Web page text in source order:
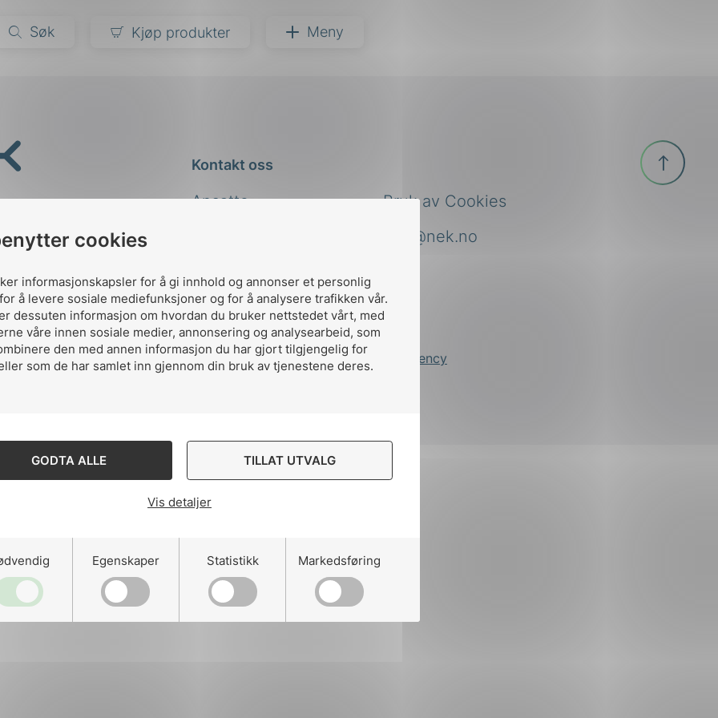
cookies
informasjonskapsler for å gi innhold og annonser et personlig
å levere sosiale mediefunksjoner og for å analysere trafikken vår.
dessuten informasjon om hvordan du bruker nettstedet vårt, med
våre innen sosiale medier, annonsering og analysearbeid, som
den med annen informasjon du har gjort tilgjengelig for
som de har samlet inn gjennom din bruk av tjenestene deres.
GODTA ALLE TILLAT UTVALG
Vis detaljer
Egenskaper Statistikk Markedsføring
Søk Kjøp produkter Meny
Kontakt oss
Ansatte
nek@nek.no
Bruk av Cookies
Designed and developed by Stem Agency
Til
toppen